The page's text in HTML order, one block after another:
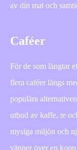
av din mat och
Caféer
För de som längtar
flera caféer längs
populära
utbud av kaffe, te
mysiga miljön och
vänner över en